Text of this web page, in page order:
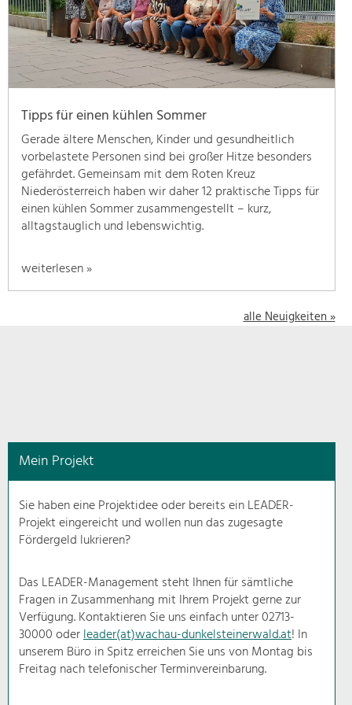
geben
wir
hier
eine
Übersicht
unsere
Themenschwerpunkte.
Für
mehr
Informationen
einfach
das
schon
Natur- &
Landschaftsschutz
Pflege, Regulierung und
Weiterentwicklung.
Ortsbild, Baukultur und nachhaltiges
Siedlungswesen.
Land- & Forstwirtschaft
Bewirtschaftung und Pflege der
Kulturlandschaft.
Tipps für einen kühlen Sommer
Gerade ältere Menschen, Kinder und gesundheitlich
vorbelastete Personen sind bei großer Hitze besonders
gefährdet. Gemeinsam mit dem Roten Kreuz
Niederösterreich haben wir daher 12 praktische Tipps für
einen kühlen Sommer zusammengestellt – kurz,
alltagstauglich und lebenswichtig.
weiterlesen »
alle Neuigkeiten »
Mein Projekt
Sie haben eine Projektidee oder bereits ein LEADER-
Projekt eingereicht und wollen nun das zugesagte
Fördergeld lukrieren?
Das LEADER-Management steht Ihnen für sämtliche
Fragen in Zusammenhang mit Ihrem Projekt gerne zur
Verfügung. Kontaktieren Sie uns einfach unter 02713-
30000 oderleader(at)wachau-dunkelsteinerwald.at! In
unserem Büro in Spitz erreichen Sie uns von Montag bis
Freitag nach telefonischer Terminvereinbarung.